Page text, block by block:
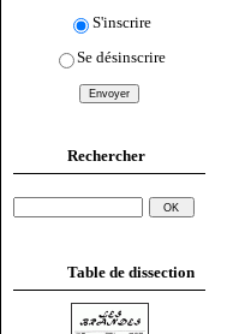
S'inscrire
Se désinscrire
Rechercher
Table de dissection